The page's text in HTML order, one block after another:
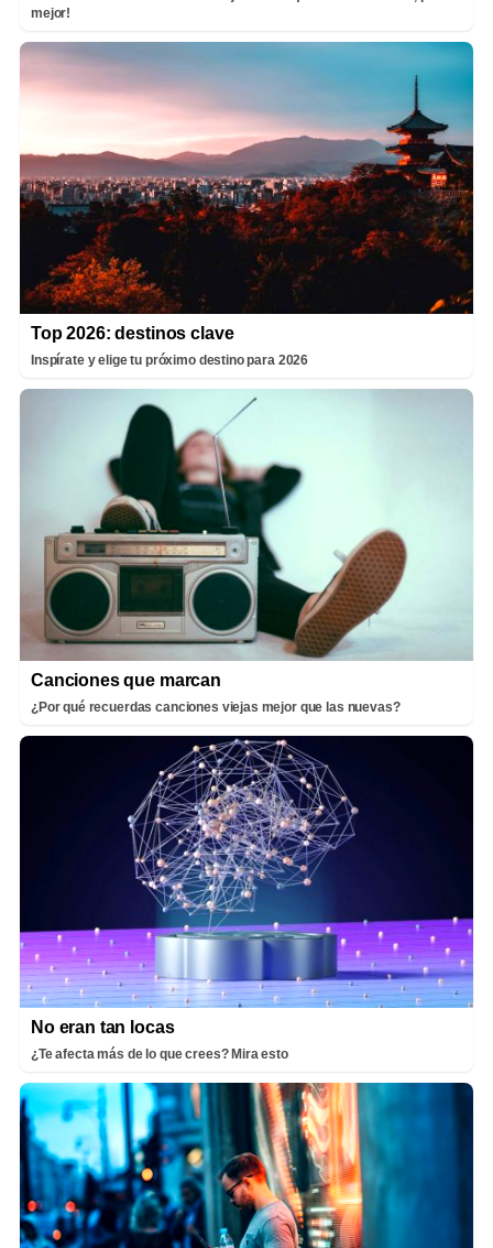
mejor!
Top 2026: destinos clave
Inspírate y elige tu próximo destino para 2026
Canciones que marcan
¿Por qué recuerdas canciones viejas mejor que las nuevas?
No eran tan locas
¿Te afecta más de lo que crees? Mira esto